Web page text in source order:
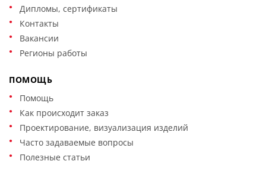
Дипломы, сертификаты
Контакты
Вакансии
Регионы работы
ПОМОЩЬ
Помощь
Как происходит заказ
Проектирование, визуализация изделий
Часто задаваемые вопросы
Полезные статьи